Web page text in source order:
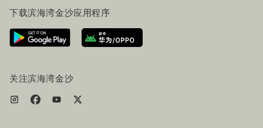
联系我们
行程规划
路线指引
服务设施
下载滨海湾金沙应用程序
关注滨海湾金沙